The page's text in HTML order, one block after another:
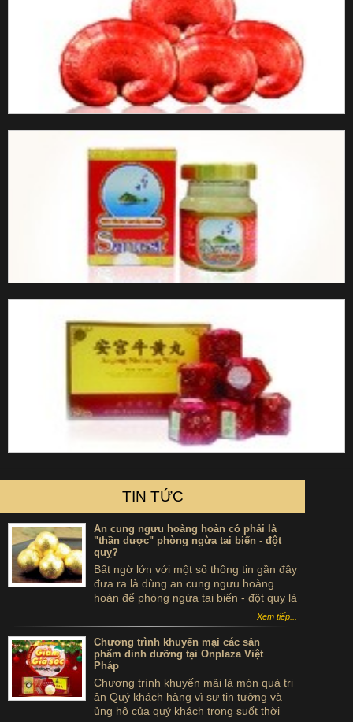
TIN TỨC
An cung ngưu hoàng hoàn có phải là
"thần dược" phòng ngừa tai biến - đột
quỵ?
Bất ngờ lớn với một số thông tin gần đây
đưa ra là dùng an cung ngưu hoàng
hoàn để phòng ngừa tai biến - đột quỵ là
...tự sát. Thực hư sản phẩm này ra sao,
có thể dùng để phòng tai biến - đột quỵ
không?
Xem tiếp...
Chương trình khuyến mại các sản
phẩm dinh dưỡng tại Onplaza Việt
Pháp
Chương trình khuyến mãi là món quà tri
ân Quý khách hàng vì sự tin tưởng và
ủng hộ của quý khách trong suốt thời